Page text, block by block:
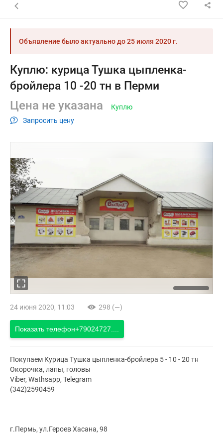
Назад к списку объявлений
Объявление было актуально до25 июля 2020 г.
Куплю: курица Тушка цыпленка-
бройлера 10 -20 тн в Перми
Цена не указана
Запросить цену
Куплю
24 июня 2020, 11:03 298 (—)
Показать телефон+79024727....
Покупаем Курица Тушка цыпленка-бройлера 5 - 10 - 20 тн
Окорочка, лапы, головы
Viber, Wathsapp, Telegram
(342)2590459
г.Пермь, ул.Героев Хасана, 98